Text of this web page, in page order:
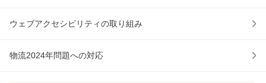
ウェブアクセシビリティの取り組み
物流2024年問題への対応